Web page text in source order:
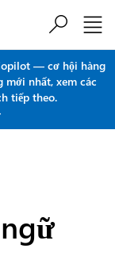
— cơ hội hàng
mới nhất, xem các
tiếp theo.